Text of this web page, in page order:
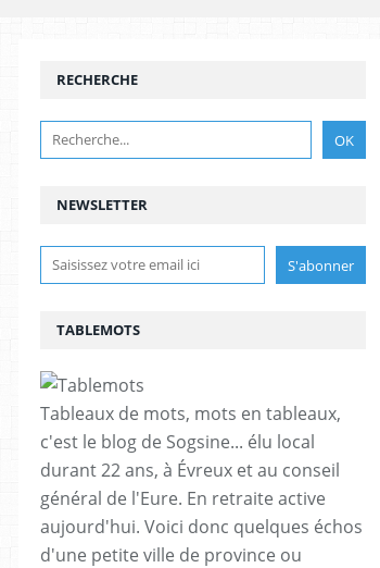
NEWSLETTER
RECHERCHE
TABLEMOTS
Tableaux de mots, mots en tableaux,
c'est le blog de Sogsine... élu local
durant 22 ans, à Évreux et au conseil
général de l'Eure. En retraite active
aujourd'hui. Voici donc quelques échos
d'une petite ville de province ou